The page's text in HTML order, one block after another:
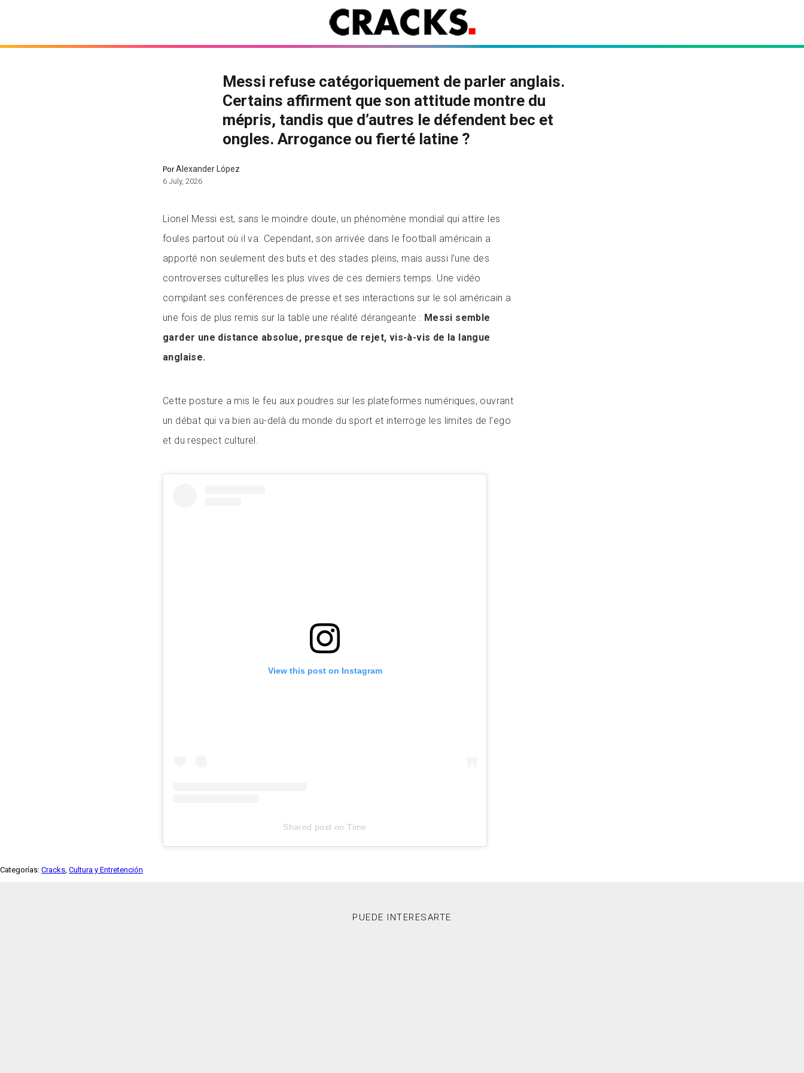
Messi refuse catégoriquement de parler anglais.
Certains affirment que son attitude montre du
mépris, tandis que d’autres le défendent bec et
ongles. Arrogance ou fierté latine ?
PorAlexander López
6 July, 2026
Lionel Messi est, sans le moindre doute, un phénomène mondial qui attire les
foules partout où il va. Cependant, son arrivée dans le football américain a
apporté non seulement des buts et des stades pleins, mais aussi l’une des
controverses culturelles les plus vives de ces derniers temps. Une vidéo
compilant ses conférences de presse et ses interactions sur le sol américain a
une fois de plus remis sur la table une réalité dérangeante : Messi semble
garder une distance absolue, presque de rejet, vis-à-vis de la langue
anglaise.
Cette posture a mis le feu aux poudres sur les plateformes numériques, ouvrant
un débat qui va bien au-delà du monde du sport et interroge les limites de l’ego
et du respect culturel.
View this post on Instagram
Shared post onTime
Categorías: Cracks, Cultura y Entretención
PUEDE INTERESARTE